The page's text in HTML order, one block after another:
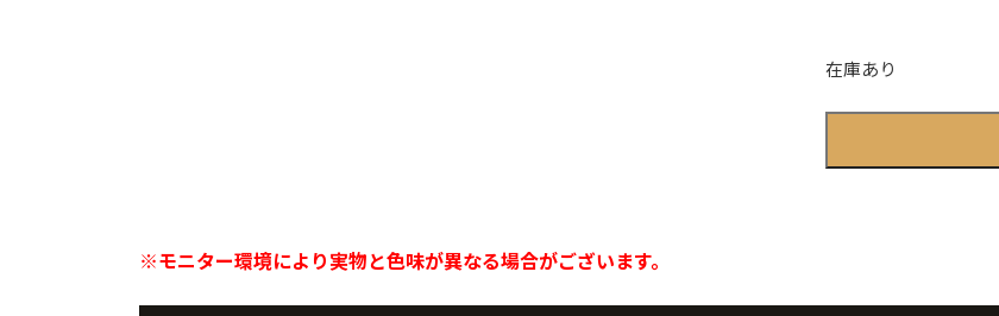
在庫あり
※モニター環境により実物と色味が異なる場合がございます。